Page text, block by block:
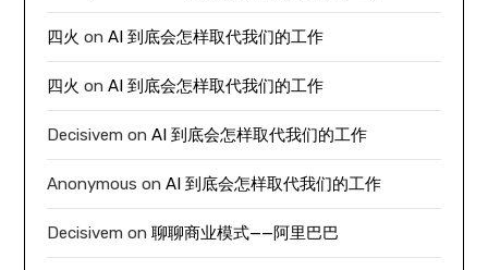
四火 onAI 到底会怎样取代我们的工作
四火 onAI 到底会怎样取代我们的工作
Decisivem onAI 到底会怎样取代我们的工作
Anonymous onAI 到底会怎样取代我们的工作
Decisivem on聊聊商业模式——阿里巴巴